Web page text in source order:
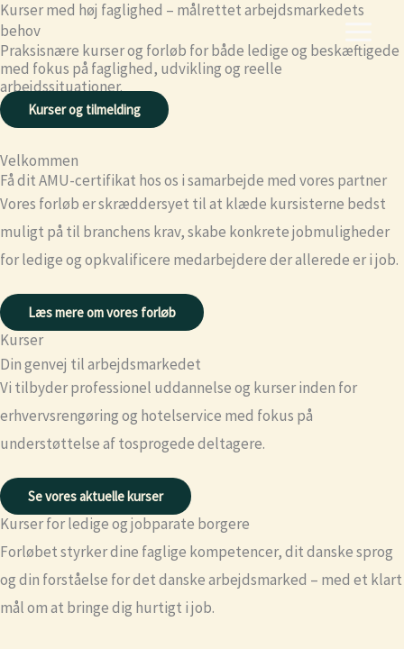
Skip
to
content
Kurser med høj faglighed – målrettet arbejdsmarkedets
behov
Praksisnære kurser og forløb for både ledige og beskæftigede
med fokus på faglighed, udvikling og reelle
arbejdssituationer.
Kurser og tilmelding
Velkommen
Få dit AMU-certifikat hos os i samarbejde med vores partner
Vores forløb er skræddersyet til at klæde kursisterne bedst
muligt på til branchens krav, skabe konkrete jobmuligheder
for ledige og opkvalificere medarbejdere der allerede er i job.
Læs mere om vores forløb
Kurser
Din genvej til arbejdsmarkedet
Vi tilbyder professionel uddannelse og kurser inden for
erhvervsrengøring og hotelservice med fokus på
understøttelse af tosprogede deltagere.
Se vores aktuelle kurser
Kurser for ledige og jobparate borgere
Forløbet styrker dine faglige kompetencer, dit danske sprog
og din forståelse for det danske arbejdsmarked – med et klart
mål om at bringe dig hurtigt i job.